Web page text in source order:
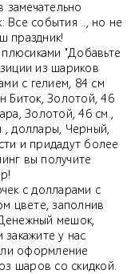
Все события .., но не
праздник!
"Добавьте
из шариков
с гелием, 84 см
Биток, Золотой, 46
Золотой, 46 см.,
, доллары, Черный,
и придадут более
вы получите
с долларами с
цвете, заполнив
мешок,
у нас
оформление
шаров со скидкой.